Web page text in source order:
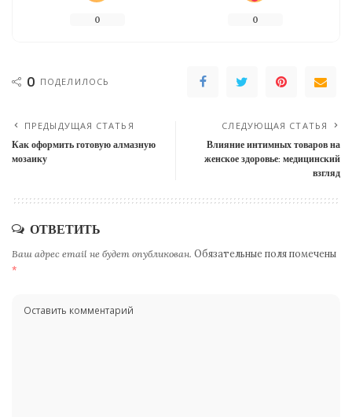
0 0
0 ПОДЕЛИЛОСЬ
ПРЕДЫДУЩАЯ СТАТЬЯ
Как оформить готовую алмазную
мозаику
СЛЕДУЮЩАЯ СТАТЬЯ
Влияние интимных товаров на
женское здоровье: медицинский
взгляд
ОТВЕТИТЬ
Ваш адрес email не будет опубликован. Обязательные поля помечены
*